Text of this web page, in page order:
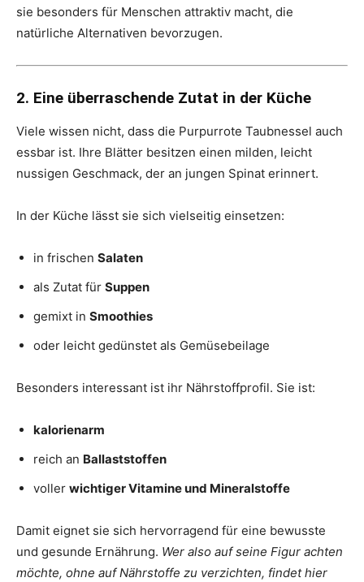
sie besonders für Menschen attraktiv macht, die
natürliche Alternativen bevorzugen.
2. Eine überraschende Zutat in der Küche
Viele wissen nicht, dass die Purpurrote Taubnessel auch
essbar ist. Ihre Blätter besitzen einen milden, leicht
nussigen Geschmack, der an jungen Spinat erinnert.
In der Küche lässt sie sich vielseitig einsetzen:
in frischen Salaten
als Zutat für Suppen
gemixt in Smoothies
oder leicht gedünstet als Gemüsebeilage
Besonders interessant ist ihr Nährstoffprofil. Sie ist:
kalorienarm
reich an Ballaststoffen
voller wichtiger Vitamine und Mineralstoffe
Damit eignet sie sich hervorragend für eine bewusste
und gesunde Ernährung. Wer also auf seine Figur achten
möchte, ohne auf Nährstoffe zu verzichten, findet hier